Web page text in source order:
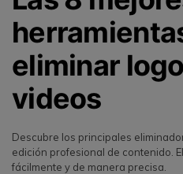
eliminar
videos
Descubre los principales
edición profesional de contenido.
fácilmente y de manera precisa.